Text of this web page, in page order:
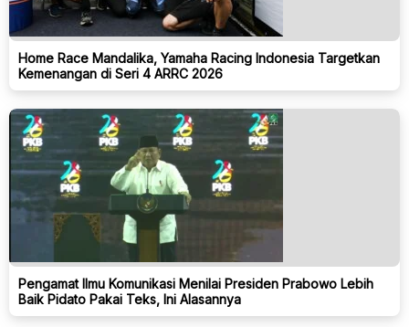
Home Race Mandalika, Yamaha Racing Indonesia Targetkan
Kemenangan di Seri 4 ARRC 2026
Pengamat Ilmu Komunikasi Menilai Presiden Prabowo Lebih
Baik Pidato Pakai Teks, Ini Alasannya